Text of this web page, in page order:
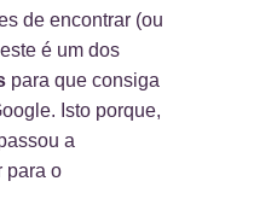
de encontrar (ou
é um dos
para que consiga
Isto porque,
a
para o